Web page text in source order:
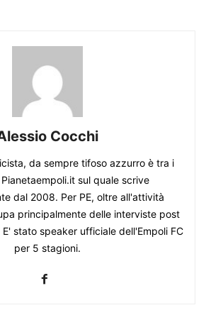
Cocchi
da sempre tifoso azzurro è tra i
sul quale scrive
dal 2008. Per PE, oltre all'attività
principalmente delle interviste post
stato speaker ufficiale dell'Empoli FC
per 5 stagioni.